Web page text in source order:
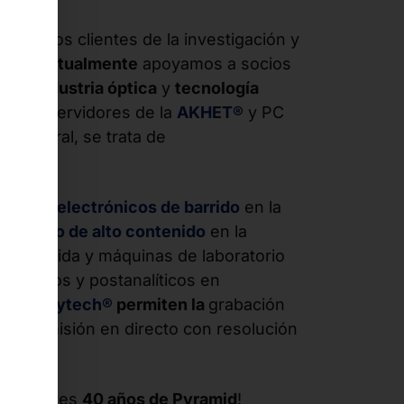
clientes de la investigación y
Actualmente apoyamos a socios
industria óptica y tecnología
y servidores de la AKHET® y PC
general, se trata de
electrónicos de barrido en la
cribado de alto contenido en la
la vida y máquinas de laboratorio
y postanalíticos en
faytech® permiten la grabación
en directo con resolución
40 años de Pyramid!